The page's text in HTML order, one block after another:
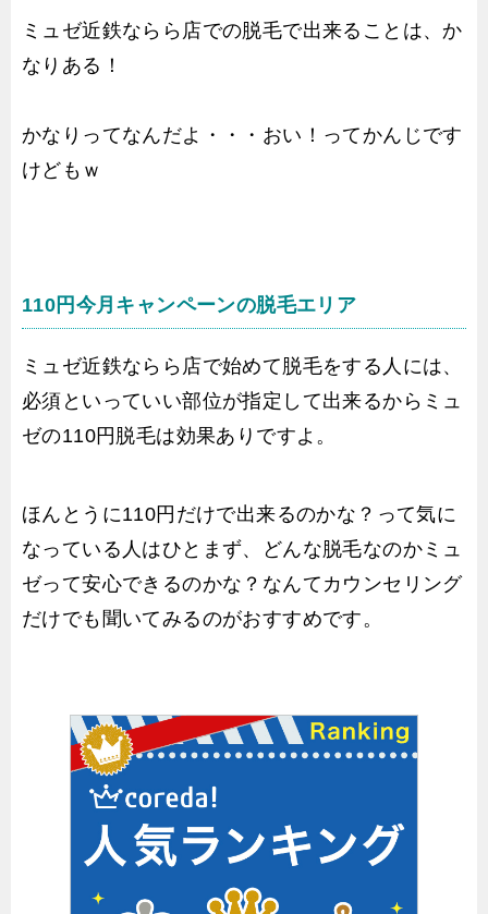
ミュゼ近鉄ならら店での脱毛で出来ることは、か
なりある！
かなりってなんだよ・・・おい！ってかんじです
けどもｗ
110円今月キャンペーンの脱毛エリア
ミュゼ近鉄ならら店で始めて脱毛をする人には、
必須といっていい部位が指定して出来るからミュ
ゼの110円脱毛は効果ありですよ。
ほんとうに110円だけで出来るのかな？って気に
なっている人はひとまず、どんな脱毛なのかミュ
ゼって安心できるのかな？なんてカウンセリング
だけでも聞いてみるのがおすすめです。